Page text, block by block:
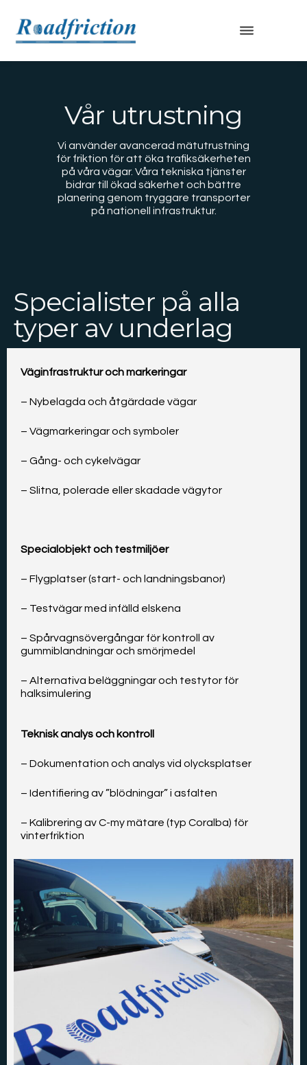
Vår utrustning
Vi använder avancerad mätutrustning
för friktion för att öka trafiksäkerheten
på våra vägar. Våra tekniska tjänster
bidrar till ökad säkerhet och bättre
planering genom tryggare transporter
på nationell infrastruktur.
Specialister på alla
typer av underlag​
Väginfrastruktur och markeringar
– Nybelagda och åtgärdade vägar
– Vägmarkeringar och symboler
– Gång- och cykelvägar
– Slitna, polerade eller skadade vägytor
Specialobjekt och testmiljöer
– Flygplatser (start- och landningsbanor)
– Testvägar med infälld elskena
– Spårvagnsövergångar för kontroll av
gummiblandningar och smörjmedel
– Alternativa beläggningar och testytor för
halksimulering
Teknisk analys och kontroll
– Dokumentation och analys vid olycksplatser
– Identifiering av ”blödningar” i asfalten
– Kalibrering av C-my mätare (typ Coralba) för
vinterfriktion